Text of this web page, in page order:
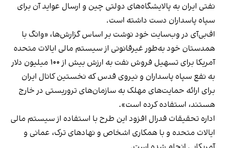
نفتی ایران به پالایشگاه‌های دولتی چین و ارسال عواید آن برای
سپاه پاسداران دست داشته است.
اف‌بی‌آی در وب‌سایت خود نوشت بر اساس گزارش‌ها، «وانگ با
همدستان خود به‌طور غیرقانونی از سیستم مالی ایالات متحده
آمریکا برای تسهیل فروش نفت به ارزش بیش از ۱۰۰ میلیون دلار
به نفع سپاه پاسداران و نیروی قدس که نخستین کانال ایران
برای ارائه حمایت‌های مهلک به سازمان‌های تروریستی در خارج
هستند، استفاده کرده است».
اداره تحقیقات فدرال افزود این طرح با استفاده از سیستم مالی
ایالات متحده و با همکاری اشخاص و نهادهای ترک، عمانی و